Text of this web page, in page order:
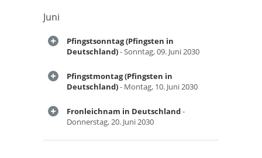
Juni
Pfingstsonntag (Pfingsten in
Deutschland)- Sonntag, 09. Juni 2030
Pfingstmontag (Pfingsten in
Deutschland)- Montag, 10. Juni 2030
Fronleichnam in Deutschland-
Donnerstag, 20. Juni 2030